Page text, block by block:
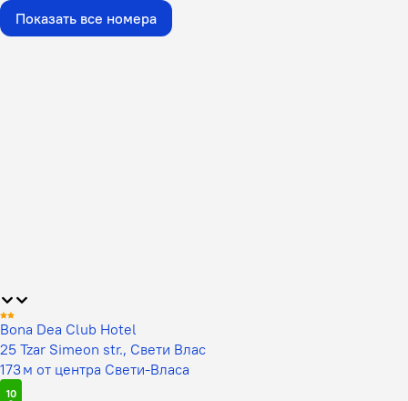
Показать все номера
Bona Dea Club Hotel
25 Tzar Simeon str., Свети Влас
173 м от центра Свети-Власа
10